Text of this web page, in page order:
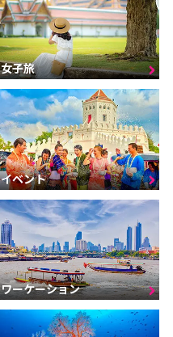
女子旅
イベント
ワーケーション